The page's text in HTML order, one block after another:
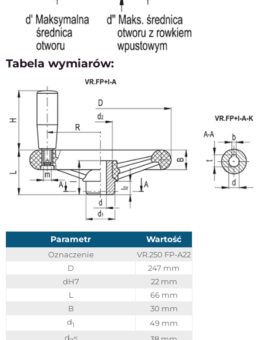
Tabela wymiarów:
Parametr Wartość
Oznaczenie
VR.250 FP-A22
D
247 mm
dH7
22 mm
L
66 mm
B
30 mm
d1
49 mm
d <